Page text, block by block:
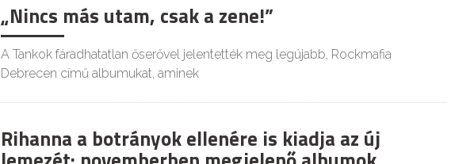
„Nincs más utam, csak a zene!”
A Tankok fáradhatatlan őserővel jelentették meg legújabb, Rockmafia
Debrecen című albumukat, aminek
Rihanna a botrányok ellenére is kiadja az új